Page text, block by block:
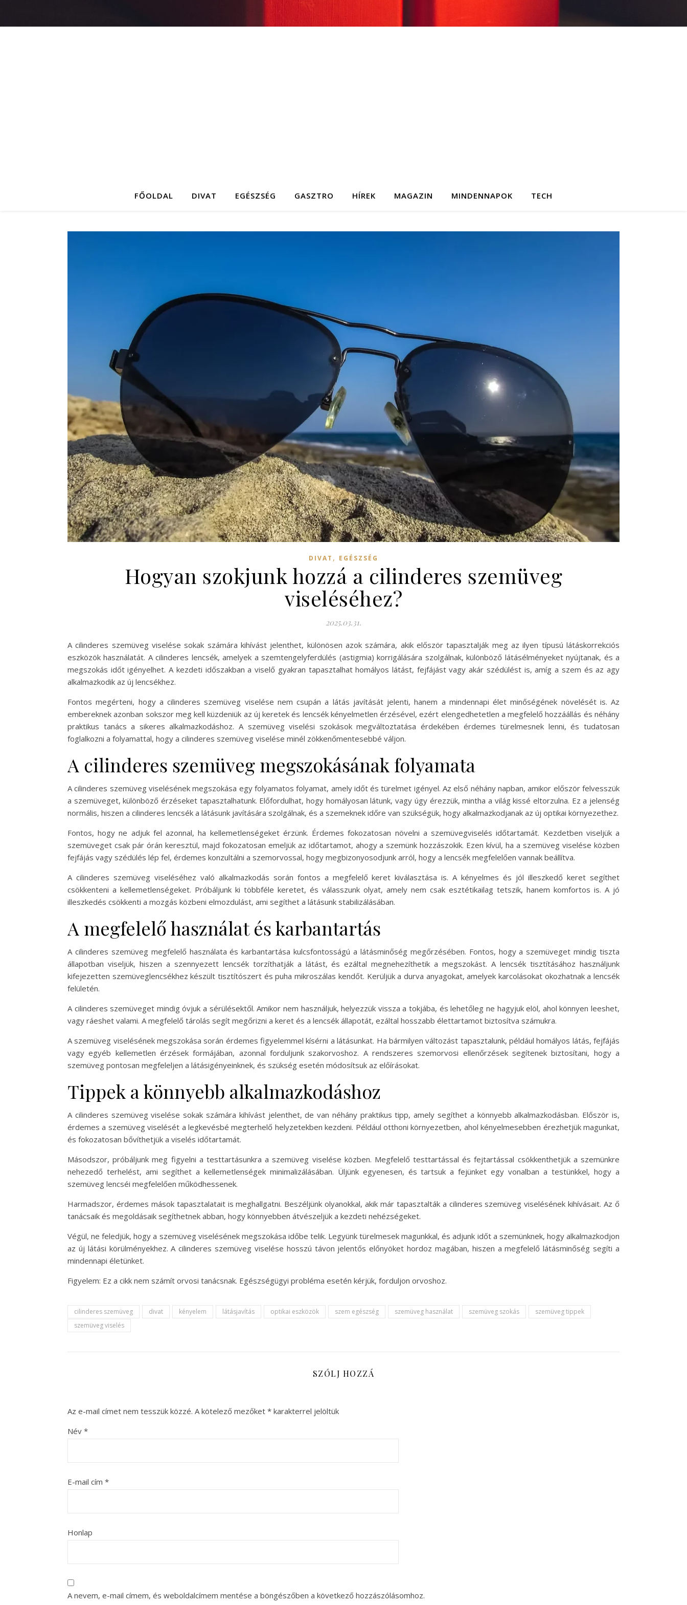
FŐOLDAL DIVAT EGÉSZSÉG GASZTRO HÍREK MAGAZIN MINDENNAPOK TECH
DIVAT , EGÉSZSÉG
Hogyan szokjunk hozzá a cilinderes szemüveg
viseléséhez?
2025.03.31.
A cilinderes szemüveg viselése sokak számára kihívást jelenthet, különösen azok számára, akik először tapasztalják meg az ilyen típusú látáskorrekciós
eszközök használatát. A cilinderes lencsék, amelyek a szemtengelyferdülés (astigmia) korrigálására szolgálnak, különböző látásélményeket nyújtanak, és a
megszokás időt igényelhet. A kezdeti időszakban a viselő gyakran tapasztalhat homályos látást, fejfájást vagy akár szédülést is, amíg a szem és az agy
alkalmazkodik az új lencsékhez.
Fontos megérteni, hogy a cilinderes szemüveg viselése nem csupán a látás javítását jelenti, hanem a mindennapi élet minőségének növelését is. Az
embereknek azonban sokszor meg kell küzdeniük az új keretek és lencsék kényelmetlen érzésével, ezért elengedhetetlen a megfelelő hozzáállás és néhány
praktikus tanács a sikeres alkalmazkodáshoz. A szemüveg viselési szokások megváltoztatása érdekében érdemes türelmesnek lenni, és tudatosan
foglalkozni a folyamattal, hogy a cilinderes szemüveg viselése minél zökkenőmentesebbé váljon.
A cilinderes szemüveg megszokásának folyamata
A cilinderes szemüveg viselésének megszokása egy folyamatos folyamat, amely időt és türelmet igényel. Az első néhány napban, amikor először felvesszük
a szemüveget, különböző érzéseket tapasztalhatunk. Előfordulhat, hogy homályosan látunk, vagy úgy érezzük, mintha a világ kissé eltorzulna. Ez a jelenség
normális, hiszen a cilinderes lencsék a látásunk javítására szolgálnak, és a szemeknek időre van szükségük, hogy alkalmazkodjanak az új optikai környezethez.
Fontos, hogy ne adjuk fel azonnal, ha kellemetlenségeket érzünk. Érdemes fokozatosan növelni a szemüvegviselés időtartamát. Kezdetben viseljük a
szemüveget csak pár órán keresztül, majd fokozatosan emeljük az időtartamot, ahogy a szemünk hozzászokik. Ezen kívül, ha a szemüveg viselése közben
fejfájás vagy szédülés lép fel, érdemes konzultálni a szemorvossal, hogy megbizonyosodjunk arról, hogy a lencsék megfelelően vannak beállítva.
A cilinderes szemüveg viseléséhez való alkalmazkodás során fontos a megfelelő keret kiválasztása is. A kényelmes és jól illeszkedő keret segíthet
csökkenteni a kellemetlenségeket. Próbáljunk ki többféle keretet, és válasszunk olyat, amely nem csak esztétikailag tetszik, hanem komfortos is. A jó
illeszkedés csökkenti a mozgás közbeni elmozdulást, ami segíthet a látásunk stabilizálásában.
A megfelelő használat és karbantartás
A cilinderes szemüveg megfelelő használata és karbantartása kulcsfontosságú a látásminőség megőrzésében. Fontos, hogy a szemüveget mindig tiszta
állapotban viseljük, hiszen a szennyezett lencsék torzíthatják a látást, és ezáltal megnehezíthetik a megszokást. A lencsék tisztításához használjunk
kifejezetten szemüveglencsékhez készült tisztítószert és puha mikroszálas kendőt. Kerüljük a durva anyagokat, amelyek karcolásokat okozhatnak a lencsék
felületén.
A cilinderes szemüveget mindig óvjuk a sérülésektől. Amikor nem használjuk, helyezzük vissza a tokjába, és lehetőleg ne hagyjuk elöl, ahol könnyen leeshet,
vagy ráeshet valami. A megfelelő tárolás segít megőrizni a keret és a lencsék állapotát, ezáltal hosszabb élettartamot biztosítva számukra.
A szemüveg viselésének megszokása során érdemes figyelemmel kísérni a látásunkat. Ha bármilyen változást tapasztalunk, például homályos látás, fejfájás
vagy egyéb kellemetlen érzések formájában, azonnal forduljunk szakorvoshoz. A rendszeres szemorvosi ellenőrzések segítenek biztosítani, hogy a
szemüveg pontosan megfeleljen a látásigényeinknek, és szükség esetén módosítsuk az előírásokat.
Tippek a könnyebb alkalmazkodáshoz
A cilinderes szemüveg viselése sokak számára kihívást jelenthet, de van néhány praktikus tipp, amely segíthet a könnyebb alkalmazkodásban. Először is,
érdemes a szemüveg viselését a legkevésbé megterhelő helyzetekben kezdeni. Például otthoni környezetben, ahol kényelmesebben érezhetjük magunkat,
és fokozatosan bővíthetjük a viselés időtartamát.
Másodszor, próbáljunk meg figyelni a testtartásunkra a szemüveg viselése közben. Megfelelő testtartással és fejtartással csökkenthetjük a szemünkre
nehezedő terhelést, ami segíthet a kellemetlenségek minimalizálásában. Üljünk egyenesen, és tartsuk a fejünket egy vonalban a testünkkel, hogy a
szemüveg lencséi megfelelően működhessenek.
Harmadszor, érdemes mások tapasztalatait is meghallgatni. Beszéljünk olyanokkal, akik már tapasztalták a cilinderes szemüveg viselésének kihívásait. Az ő
tanácsaik és megoldásaik segíthetnek abban, hogy könnyebben átvészeljük a kezdeti nehézségeket.
Végül, ne feledjük, hogy a szemüveg viselésének megszokása időbe telik. Legyünk türelmesek magunkkal, és adjunk időt a szemünknek, hogy alkalmazkodjon
az új látási körülményekhez. A cilinderes szemüveg viselése hosszú távon jelentős előnyöket hordoz magában, hiszen a megfelelő látásminőség segíti a
mindennapi életünket.
Figyelem: Ez a cikk nem számít orvosi tanácsnak. Egészségügyi probléma esetén kérjük, forduljon orvoshoz.
cilinderes szemüveg divat kényelem látásjavítás optikai eszközök szem egészség szemüveg használat szemüveg szokás
szemüveg tippek
szemüveg viselés
SZÓLJ HOZZÁ
Az e-mail címet nem tesszük közzé. A kötelező mezőket * karakterrel jelöltük
Név *
E-mail cím *
Honlap
A nevem, e-mail címem, és weboldalcímem mentése a böngészőben a következő hozzászólásomhoz.